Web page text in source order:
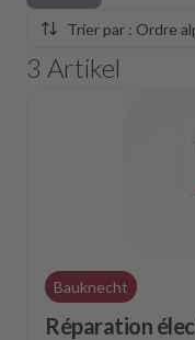
Trier par : Ordre
3 Artikel
Bauknecht
Réparation